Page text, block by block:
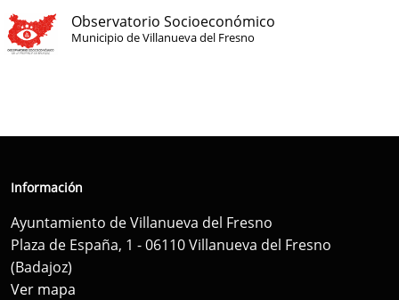
Observatorio Socioeconómico
Municipio de Villanueva del Fresno
Información
Ayuntamiento de Villanueva del Fresno
Plaza de España, 1 - 06110 Villanueva del Fresno
(Badajoz)
Ver mapa